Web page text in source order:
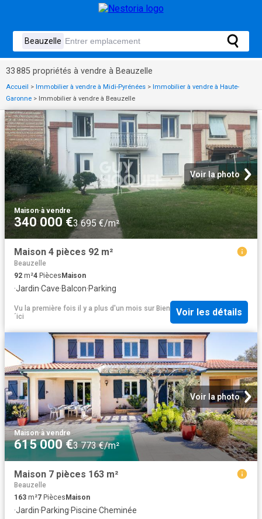
33 885 propriétés à vendre à Beauzelle
Accueil > Immobilier à vendre à Midi-Pyrénées > Immobilier à vendre à Haute-
Garonne > Immobilier à vendre à Beauzelle
Voir la photo
Maison·à vendre
340 000 €3 695 €/m²
Maison 4 pièces 92 m²
Beauzelle
92 m²4 PiècesMaison
·Jardin·Cave·Balcon·Parking
Vu la première fois il y a plus d'un mois sur Bien
´ici
Voir les détails
Voir la photo
Maison·à vendre
615 000 €3 773 €/m²
Maison 7 pièces 163 m²
Beauzelle
163 m²7 Pièces Maison
·Jardin·Parking·Piscine·Cheminée